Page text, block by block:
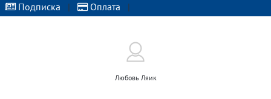
Подписка | Оплата |
Любовь Ляик